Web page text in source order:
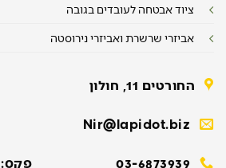
ציוד אבטחה לעובדים בגובה
אביזרי שרשרת ואביזרי נירוסטה
החורטים 11, חולון
Nir@lapidot.biz
03-6873939 פקס: 03-6880757